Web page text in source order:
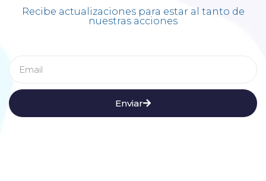
Recibe actualizaciones para estar al tanto de
nuestras acciones
Enviar